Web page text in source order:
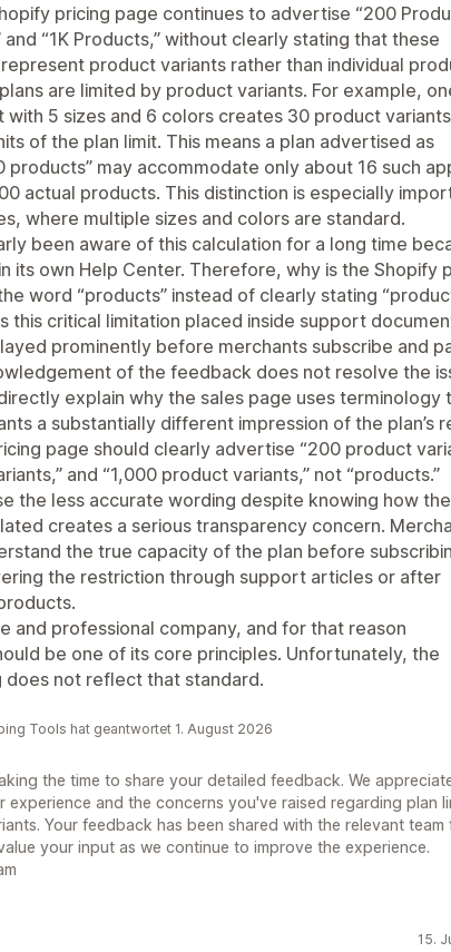
pricing page continues to advertise “200
and “1K Products,” without clearly stating that these
product variants rather than individual
are limited by product variants. For example,
with 5 sizes and 6 colors creates 30 product
of the plan limit. This means a plan advertised as
products” may accommodate only about 16 such
actual products. This distinction is especially
where multiple sizes and colors are standard.
been aware of this calculation for a long time
its own Help Center. Therefore, why is the Shopify
word “products” instead of clearly stating
this critical limitation placed inside support
prominently before merchants subscribe and
of the feedback does not resolve the
explain why the sales page uses terminology
a substantially different impression of the plan’s
page should clearly advertise “200 product
and “1,000 product variants,” not “products.”
the less accurate wording despite knowing how
creates a serious transparency concern.
the true capacity of the plan before
the restriction through support articles or after
and professional company, and for that reason
be one of its core principles. Unfortunately, the
does not reflect that standard.
Tools hat geantwortet 1. August 2026
the time to share your detailed feedback. We
experience and the concerns you've raised regarding plan
Your feedback has been shared with the relevant team
your input as we continue to improve the experience.
15.